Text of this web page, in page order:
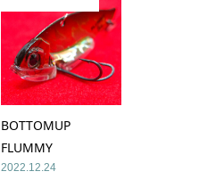
BOTTOMUP
FLUMMY
2022.12.24